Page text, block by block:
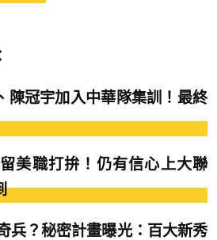
陳冠宇加入中華隊集訓！最終
美職打拚！仍有信心上大聯
兵？秘密計畫曝光：百大新秀